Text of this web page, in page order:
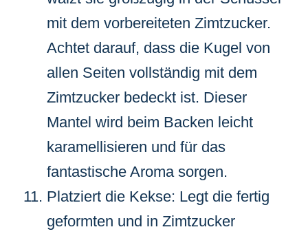
mit dem vorbereiteten Zimtzucker.
Achtet darauf, dass die Kugel von
allen Seiten vollständig mit dem
Zimtzucker bedeckt ist. Dieser
Mantel wird beim Backen leicht
karamellisieren und für das
fantastische Aroma sorgen.
Platziert die Kekse: Legt die fertig
geformten und in Zimtzucker